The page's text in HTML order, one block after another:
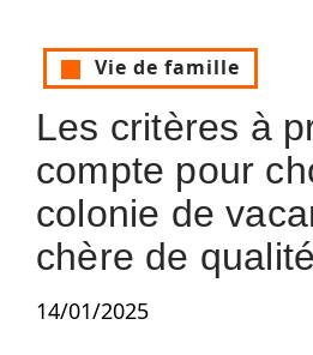
Vie de famille
Les critères à
compte pour
colonie de
chère de qualité
14/01/2025